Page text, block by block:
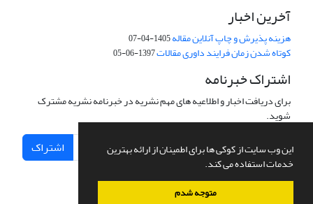
این وب سایت از کوکی ها برای اطمینان از ارائه بهترین
خدمات استفاده می کند.
متوجه شدم
آخرین اخبار
هزینه پذیرش و چاپ آنلاین مقاله1405-04-07
کوتاه شدن زمان فرایند داوری مقالات1397-06-05
اشتراک خبرنامه
برای دریافت اخبار و اطلاعیه های مهم نشریه در خبرنامه نشریه مشترک
شوید.
اشتراک